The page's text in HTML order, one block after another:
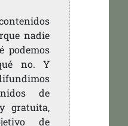
nadie
podemos
no. Y
de
gratuita,
de